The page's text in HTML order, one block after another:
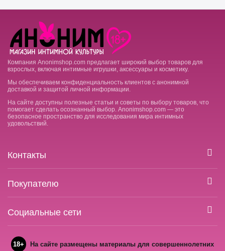
Компания Anonimshop.com предлагает широкий выбор товаров для
взрослых, включая интимные игрушки, аксессуары и косметику.
Мы обеспечиваем конфиденциальность клиентов с анонимной
доставкой и защитой личной информации.
На сайте доступны полезные статьи и советы по выбору товаров, что
помогает сделать осознанный выбор. Anonimshop.com — это
безопасное пространство для исследования мира интимных
удовольствий.
Контакты
Покупателю
Социальные сети
18+ На сайте размещены материалы для совершеннолетних